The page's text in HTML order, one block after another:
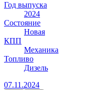
Год выпуска
2024
Состояние
Новая
КПП
Механика
Топливо
Дизель
07.11.2024